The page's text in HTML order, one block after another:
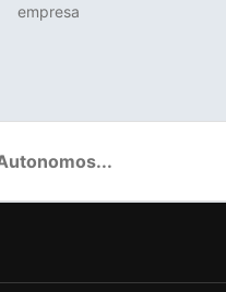
empresa